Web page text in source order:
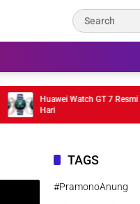
Huawei Watch GT 7 Resmi
Hari
TAGS
#PramonoAnung